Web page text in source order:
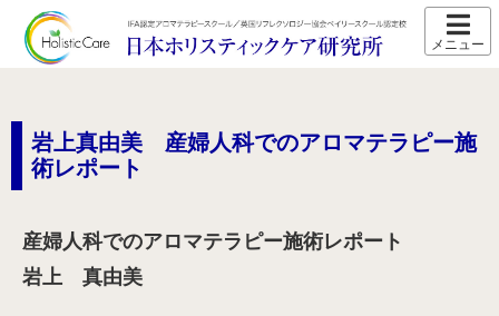
岩上真由美 産婦人科でのアロマテラピー施
術レポート
産婦人科でのアロマテラピー施術レポート
岩上 真由美
当校の特長
アクセス
講師プロフィール